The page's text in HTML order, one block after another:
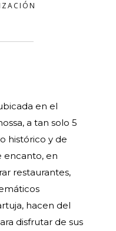
en el
a tan solo 5
histórico y de
encanto, en
restaurantes,
hacen del
disfrutar de sus